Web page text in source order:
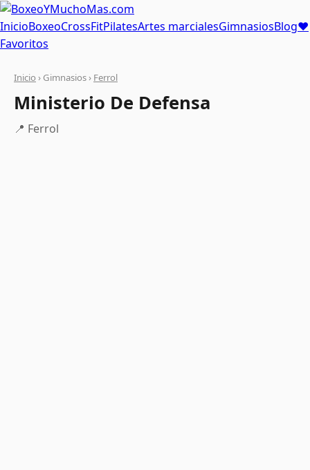
InicioBoxeoCrossFitPilatesArtes marcialesGimnasiosBlog❤
Favoritos
Inicio › Gimnasios › Ferrol
Ministerio De Defensa
📍 Ferrol